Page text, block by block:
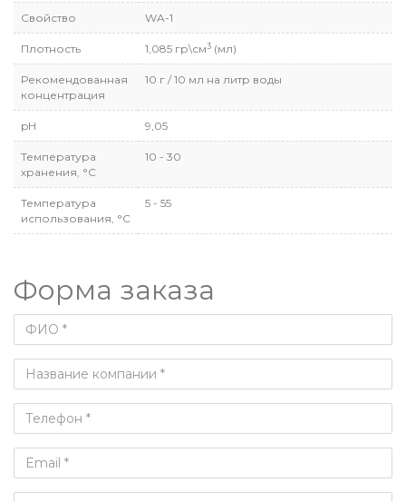
Свойство WA-1
Плотность 1,085 гр\см3 (мл)
Рекомендованная
концентрация
10 г / 10 мл на литр воды
pH 9,05
Температура
хранения, °C
10 - 30
Температура
использования, °C
5 - 55
Форма заказа